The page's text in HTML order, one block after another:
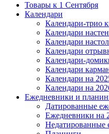
Товары к 1 Сентября
Календари
Календари-трио
Календари
Календари
Календари
Календари-
Календари
Календари на
Календари на
Ежедневники и
Датированные
Ежедневники на
Недатированные